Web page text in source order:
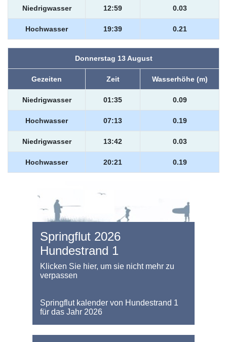
Niedrigwasser 12:59 0.03
Hochwasser 19:39 0.21
Donnerstag 13 August
Gezeiten Zeit Wasserhöhe (m)
Niedrigwasser 01:35 0.09
Hochwasser 07:13 0.19
Niedrigwasser 13:42 0.03
Hochwasser 20:21 0.19
Springflut 2026
Hundestrand 1
Klicken Sie hier, um sie nicht mehr zu
verpassen
Springflut kalender von Hundestrand 1
für das Jahr 2026